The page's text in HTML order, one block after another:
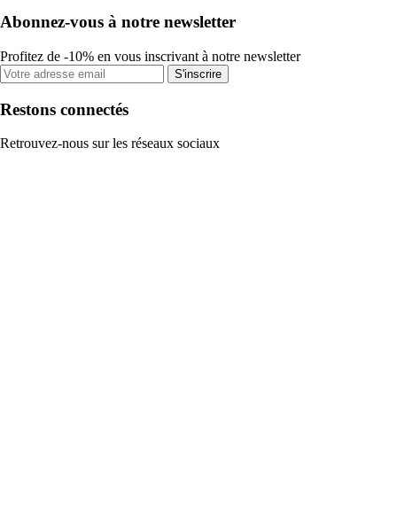
Abonnez-vous à notre newsletter
Profitez de -10% en vous inscrivant à notre newsletter
S'inscrire
Restons connectés
Retrouvez-nous sur les réseaux sociaux